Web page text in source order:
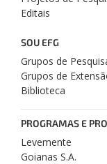
Editais
SOU EFG
Grupos de
Grupos de
Biblioteca
PROGRAMAS E
Levemente
Goianas S.A.